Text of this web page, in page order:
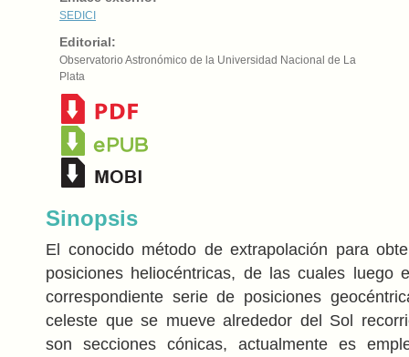
SEDICI
Editorial:
Observatorio Astronómico de la Universidad Nacional de La
Plata
Sinopsis
El conocido método de extrapolación para
posiciones heliocéntricas, de las cuales luego
correspondiente serie de posiciones
celeste que se mueve alrededor del Sol
son secciones cónicas, actualmente es